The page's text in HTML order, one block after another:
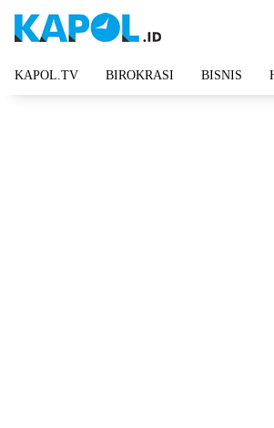
KAPOL.TV BIROKRASI BISNIS